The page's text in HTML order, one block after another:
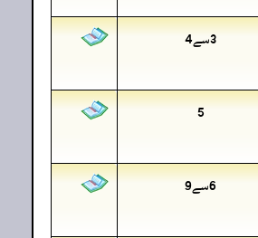
3سے4
5
6سے9